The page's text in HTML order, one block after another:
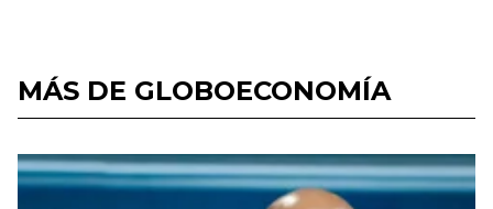
MÁS DE GLOBOECONOMÍA